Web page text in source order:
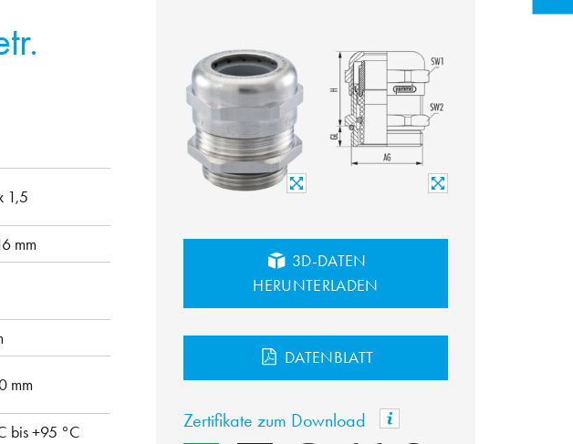
1,5
mm
mm
bis +95 °C
3D-DATEN
HERUNTERLADEN
DATENBLATT
Zertifikate zum Download